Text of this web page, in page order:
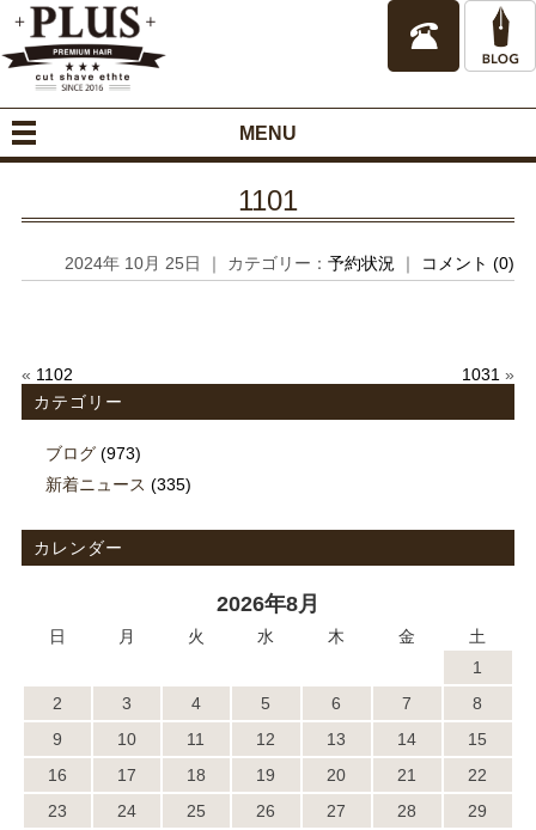
MENU
1101
2024年 10月 25日 ｜ カテゴリー：予約状況 ｜ コメント (0)
« 1102 1031 »
カテゴリー
ブログ(973)
新着ニュース (335)
カレンダー
2026年8月
日 月 火 水 木 金
土
1
2
3 4 5 6 7
8
9
10 11 12 13 14
15
16
17 18 19 20 21
22
23
24 25 26 27 28
29